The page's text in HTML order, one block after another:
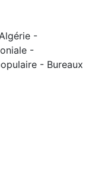
-
-
- Bureaux